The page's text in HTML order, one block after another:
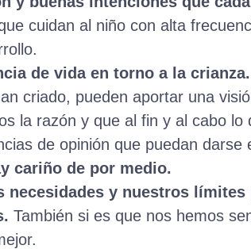
cuidan al niño con alta
de vida en torno a la crianza.
criado, pueden aportar una
la razón y que al fin y al cabo lo
de opinión que puedan darse
cariño de por medio.
necesidades y nuestros
También si es que nos hemos